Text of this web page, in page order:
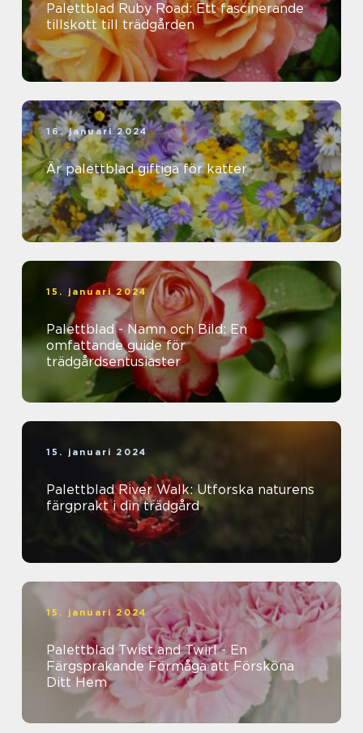
Palettblad Ruby Road: Ett fascinerande
tillskott till trädgården
16. januari 2024
Är palettblad giftiga för katter
15. januari 2024
Palettblad - Namn och Bild: En
omfattande guide för
trädgårdsentusiaster
15. januari 2024
Palettblad River Walk: Utforska naturens
färgprakt i din trädgård
15. januari 2024
Palettblad Twist and Twirl - En
Färgsprakande Förmåga att Försköna
Ditt Hem